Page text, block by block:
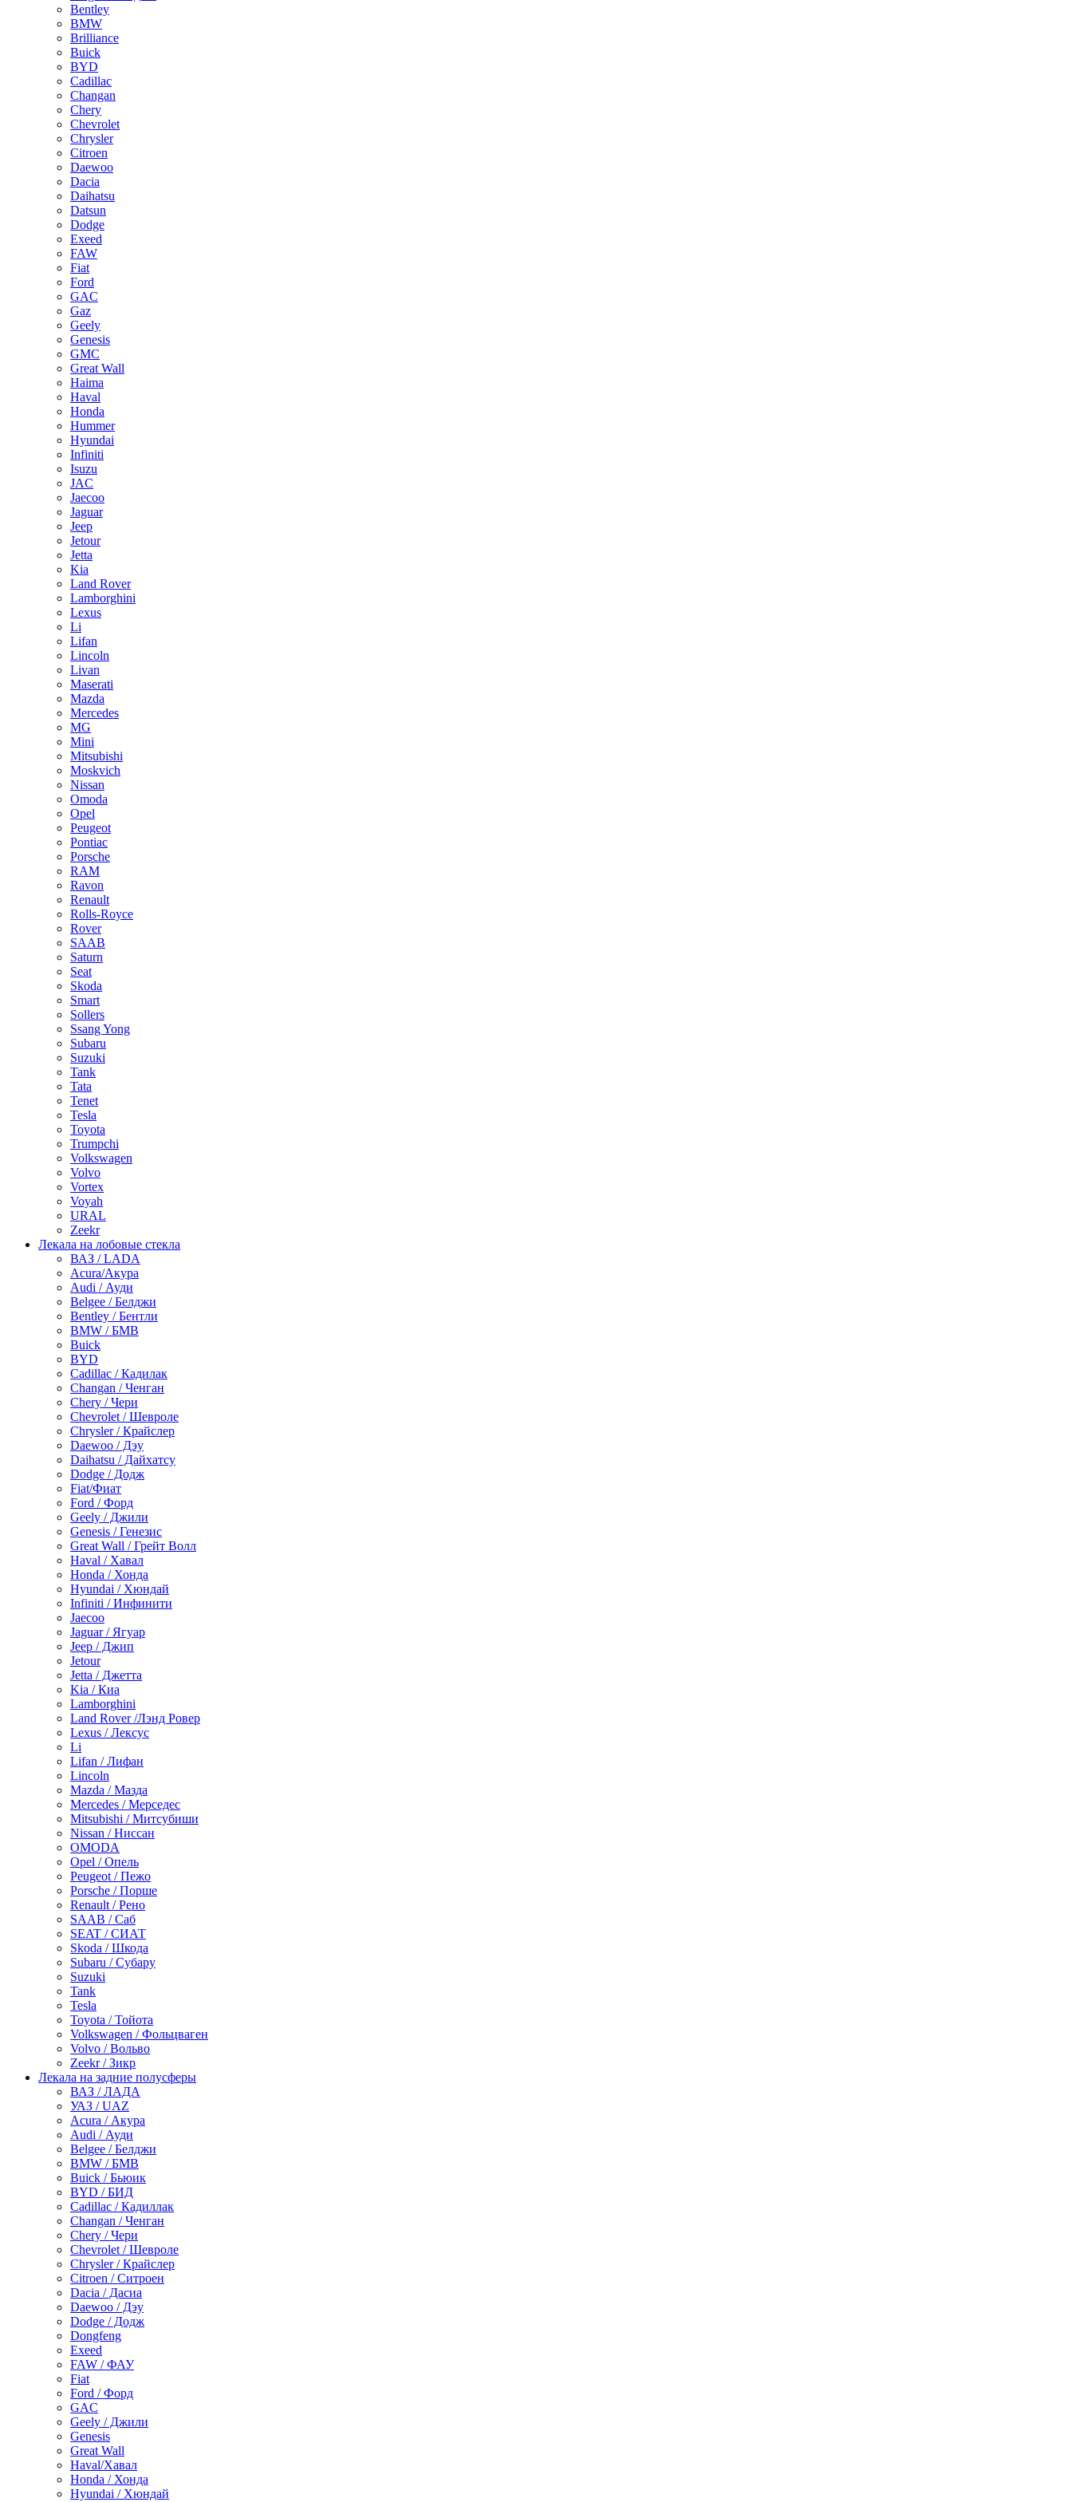
Bentley
BMW
Brilliance
Buick
BYD
Cadillac
Changan
Chery
Chevrolet
Chrysler
Citroen
Daewoo
Dacia
Daihatsu
Datsun
Dodge
Exeed
FAW
Fiat
Ford
GAC
Gaz
Geely
Genesis
GMC
Great Wall
Haima
Haval
Honda
Hummer
Hyundai
Infiniti
Isuzu
JAC
Jaecoo
Jaguar
Jeep
Jetour
Jetta
Kia
Land Rover
Lamborghini
Lexus
Li
Lifan
Lincoln
Livan
Maserati
Mazda
Mercedes
MG
Mini
Mitsubishi
Moskvich
Nissan
Omoda
Opel
Peugeot
Pontiac
Porsche
RAM
Ravon
Renault
Rolls-Royce
Rover
SAAB
Saturn
Seat
Skoda
Smart
Sollers
Ssang Yong
Subaru
Suzuki
Tank
Tata
Tenet
Tesla
Toyota
Trumpchi
Volkswagen
Volvo
Vortex
Voyah
URAL
Zeekr
Лекала на лобовые стекла
ВАЗ / LADA
Acura/Акура
Audi / Ауди
Belgee / Белджи
Bentley / Бентли
BMW / БМВ
Buick
BYD
Cadillac / Кадилак
Changan / Ченган
Chery / Чери
Chevrolet / Шевроле
Chrysler / Крайслер
Daewoo / Дэу
Daihatsu / Дайхатсу
Dodge / Додж
Fiat/Фиат
Ford / Форд
Geely / Джили
Genesis / Генезис
Great Wall / Грейт Волл
Haval / Хавал
Honda / Хонда
Hyundai / Хюндай
Infiniti / Инфинити
Jaecoo
Jaguar / Ягуар
Jeep / Джип
Jetour
Jetta / Джетта
Kia / Киа
Lamborghini
Land Rover /Лэнд Ровер
Lexus / Лексус
Li
Lifan / Лифан
Lincoln
Mazda / Мазда
Mercedes / Мерседес
Mitsubishi / Митсубиши
Nissan / Ниссан
OMODA
Opel / Опель
Peugeot / Пежо
Porsche / Порше
Renault / Рено
SAAB / Саб
SEAT / СИАТ
Skoda / Шкода
Subaru / Субару
Suzuki
Tank
Tesla
Toyota / Тойота
Volkswagen / Фольцваген
Volvo / Вольво
Zeekr / Зикр
Лекала на задние полусферы
ВАЗ / ЛАДА
УАЗ / UAZ
Acura / Акура
Audi / Ауди
Belgee / Белджи
BMW / БМВ
Buick / Бьюик
BYD / БИД
Cadillac / Кадиллак
Changan / Ченган
Chery / Чери
Chevrolet / Шевроле
Chrysler / Крайслер
Citroen / Ситроен
Dacia / Дасиа
Daewoo / Дэу
Dodge / Додж
Dongfeng
Exeed
FAW / ФАУ
Fiat
Ford / Форд
GAC
Geely / Джили
Genesis
Great Wall
Haval/Хавал
Honda / Хонда
Hyundai / Хюндай